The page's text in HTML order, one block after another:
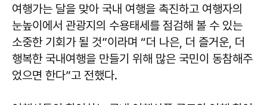
여행가는 달을 맞아 국내 여행을 촉진하고 여행자의
눈높이에서 관광지의 수용태세를 점검해 볼 수 있는
소중한 기회가 될 것”이라며 “더 나은, 더 즐거운, 더
행복한 국내여행을 만들기 위해 많은 국민이 동참해주
었으면 한다”고 전했다.